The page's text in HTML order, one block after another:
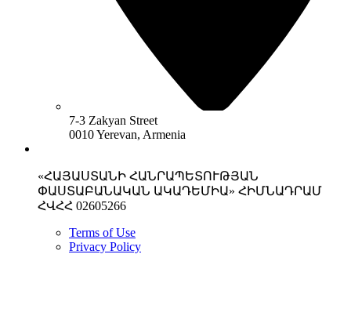
7-3 Zakyan Street
0010 Yerevan, Armenia
«ՀԱՅԱՍՏԱՆԻ ՀԱՆՐԱՊԵՏՈՒԹՅԱՆ
ՓԱՍՏԱԲԱՆԱԿԱՆ ԱԿԱԴԵՄԻԱ» ՀԻՄՆԱԴՐԱՄ
ՀՎՀՀ 02605266
Terms of Use
Privacy Policy